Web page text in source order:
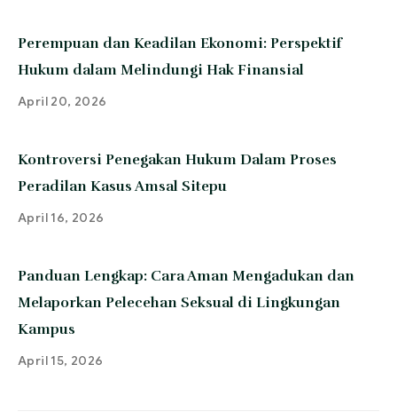
Perempuan dan Keadilan Ekonomi: Perspektif
Hukum dalam Melindungi Hak Finansial
April 20, 2026
Kontroversi Penegakan Hukum Dalam Proses
Peradilan Kasus Amsal Sitepu
April 16, 2026
Panduan Lengkap: Cara Aman Mengadukan dan
Melaporkan Pelecehan Seksual di Lingkungan
Kampus
April 15, 2026